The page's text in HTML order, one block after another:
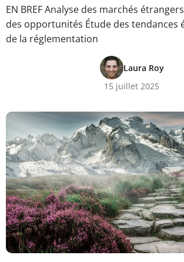
EN BREF Analyse des marchés
des opportunités Étude des tendances
de la réglementation
Laura Roy
15 juillet 2025